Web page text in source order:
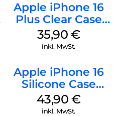
Apple iPhone 16
Plus Clear Case
MagSafe
Transparent
35,90 €
inkl. MwSt.
Apple iPhone 16
Silicone Case
MagSafe Plum
43,90 €
inkl. MwSt.